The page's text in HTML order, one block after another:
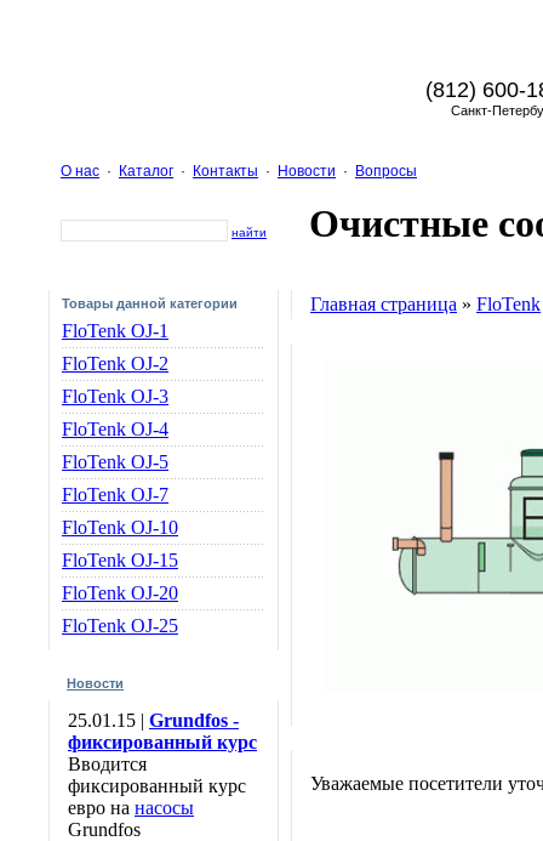
(812) 600-
Санкт-
О нас · Каталог · Контакты · Новости · Вопросы
найти Очистные
Товары данной категории
FloTenk OJ-1
FloTenk OJ-2
FloTenk OJ-3
FloTenk OJ-4
FloTenk OJ-5
FloTenk OJ-7
FloTenk OJ-10
FloTenk OJ-15
FloTenk OJ-20
FloTenk OJ-25
Новости
25.01.15 | Grundfos -
фиксированный курс
Вводится
фиксированный курс
евро на насосы
Grundfos
Главная страница » FloTenk
Уважаемые посетители